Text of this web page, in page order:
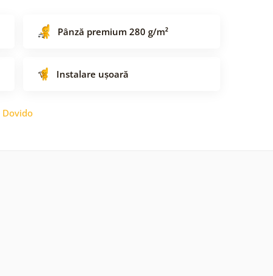
Pânză premium 280 g/m²
Instalare ușoară
Dovido